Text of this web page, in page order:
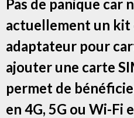
Pas de panique car
actuellement un kit
adaptateur pour
ajouter une carte
permet de
en 4G, 5G ou Wi-Fi